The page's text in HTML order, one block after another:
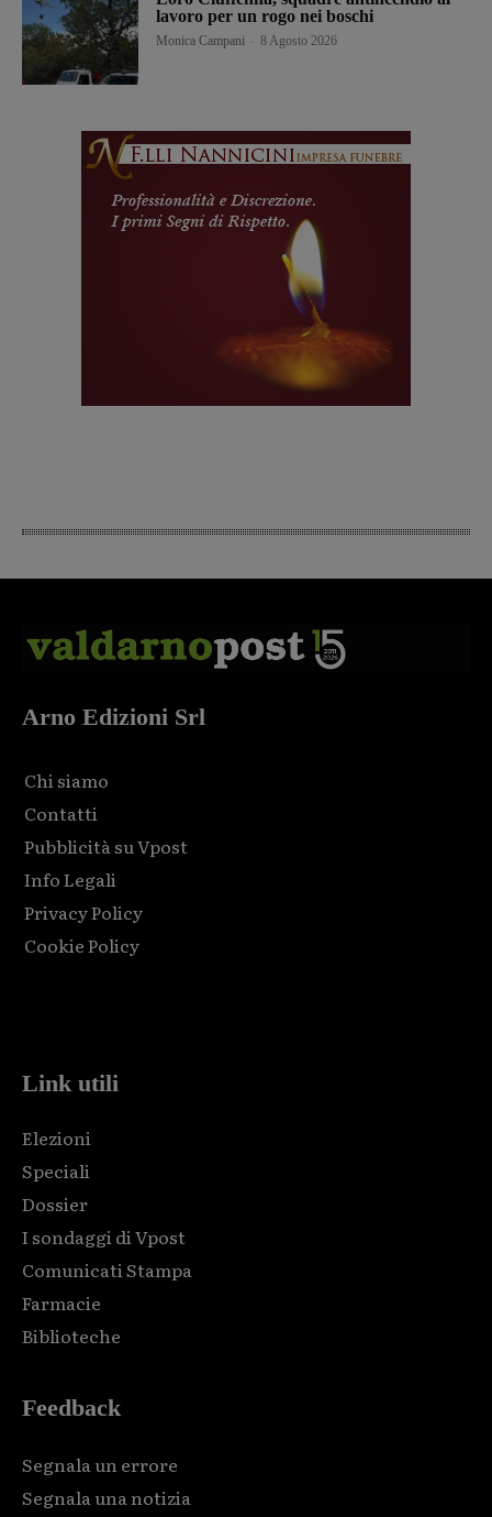
lavoro per un rogo nei boschi
Monica Campani 8 Agosto 2026
Arno Edizioni Srl
Chi siamo
Contatti
Pubblicità su Vpost
Info Legali
Privacy Policy
Cookie Policy
Link utili
Elezioni
Speciali
Dossier
I sondaggi di Vpost
Comunicati Stampa
Farmacie
Biblioteche
Feedback
Segnala un errore
Segnala una notizia